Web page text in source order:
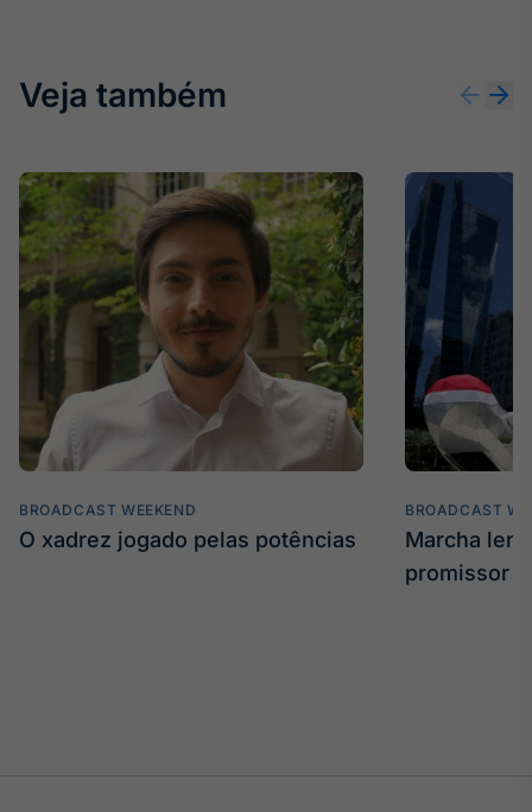
Veja também
BROADCAST WEEKEND
O xadrez jogado pelas potências
BROADCAST
Marcha
promissor